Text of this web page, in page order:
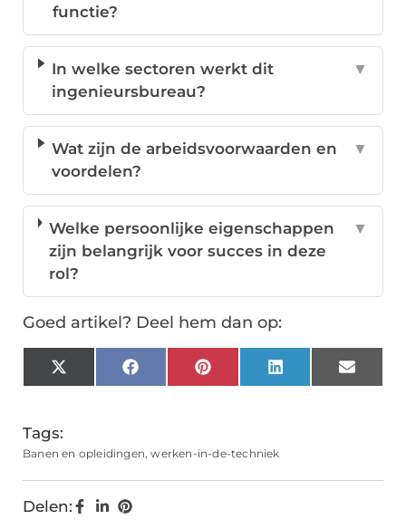
functie?
In welke sectoren werkt dit
ingenieursbureau?
▼
Wat zijn de arbeidsvoorwaarden en
voordelen?
▼
Welke persoonlijke eigenschappen
zijn belangrijk voor succes in deze
rol?
▼
Goed artikel? Deel hem dan op:
X
(Twitter)
FacebookPinterestLinkedInEmail
Tags:
Banen en opleidingen,werken-in-de-techniek
Delen: